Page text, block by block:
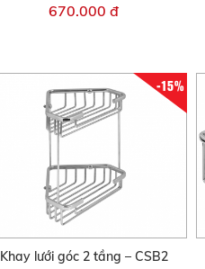
670.000 đ
-15%
Khay lưới góc 2 tầng – CSB2